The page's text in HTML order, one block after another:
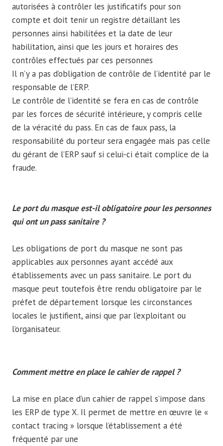
autorisées à contrôler les justificatifs pour son
compte et doit tenir un registre détaillant les
personnes ainsi habilitées et la date de leur
habilitation, ainsi que les jours et horaires des
contrôles effectués par ces personnes
Il n’y a pas d’obligation de contrôle de l’identité par le
responsable de l’ERP.
Le contrôle de l’identité se fera en cas de contrôle
par les forces de sécurité intérieure, y compris celle
de la véracité du pass. En cas de faux pass, la
responsabilité du porteur sera engagée mais pas celle
du gérant de l’ERP sauf si celui-ci était complice de la
fraude.
Le port du masque est-il obligatoire pour les personnes
qui ont un pass sanitaire ?
Les obligations de port du masque ne sont pas
applicables aux personnes ayant accédé aux
établissements avec un pass sanitaire. Le port du
masque peut toutefois être rendu obligatoire par le
préfet de département lorsque les circonstances
locales le justifient, ainsi que par l’exploitant ou
l’organisateur.
Comment mettre en place le cahier de rappel ?
La mise en place d’un cahier de rappel s’impose dans
les ERP de type X. Il permet de mettre en œuvre le «
contact tracing » lorsque l’établissement a été
fréquenté par une